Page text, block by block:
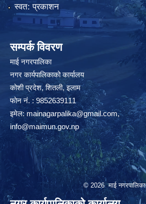
स्वत: प्रकाशन
सम्पर्क विवरण
माई नगरपालिका
नगर कार्यपालिकाको कार्यालय
कोशी प्रदेश, शितली, इलाम
फोन नं. : 9852639111
इमेल:mainagarpalika@gmail.com,
info@maimun.gov.np
© 2026 माई नगरपालिका